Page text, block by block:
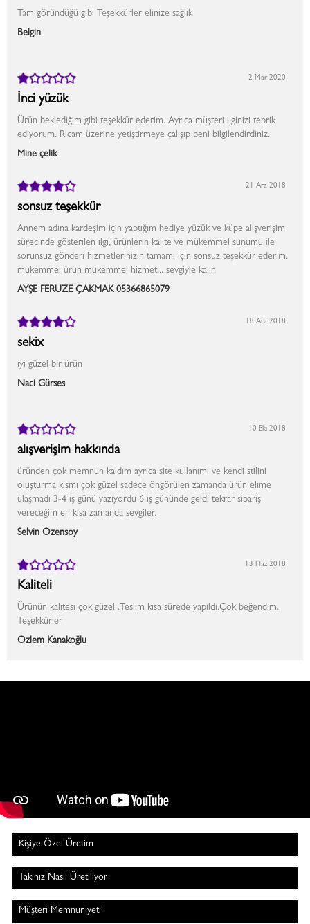
Tam göründüğü gibi Teşekkürler elinize sağlık
Belgin
İnci yüzük
Ürün beklediğim gibi teşekkür ederim. Ayrıca müşteri ilginizi tebrik
ediyorum. Ricam üzerine yetiştirmeye çalışıp beni bilgilendirdiniz.
Mine çelik
2 Mar 2020
sonsuz teşekkür
Annem adına kardeşim için yaptığım hediye yüzük ve küpe alışverişim
sürecinde gösterilen ilgi, ürünlerin kalite ve mükemmel sunumu ile
sorunsuz gönderi hizmetlerinizin tamamı için sonsuz teşekkür ederim.
mükemmel ürün mükemmel hizmet... sevgiyle kalın
AYŞE FERUZE ÇAKMAK 05366865079
21 Ara 2018
sekix
iyi güzel bir ürün
Naci Gürses
18 Ara 2018
alışverişim hakkında
üründen çok memnun kaldım ayrıca site kullanımı ve kendi stilini
oluşturma kısmı çok güzel sadece öngörülen zamanda ürün elime
ulaşmadı 3-4 iş günü yazıyordu 6 iş gününde geldi tekrar sipariş
vereceğim en kısa zamanda sevgiler.
Selvin Özensoy
10 Eki 2018
Kaliteli
Ürünün kalitesi çok güzel .Teslim kısa sürede yapıldı.Çok beğendim.
Teşekkürler
Özlem Kanakoğlu
13 Haz 2018
Kişiye Özel Üretim
Takınız Nasıl Üretiliyor
Müşteri Memnuniyeti